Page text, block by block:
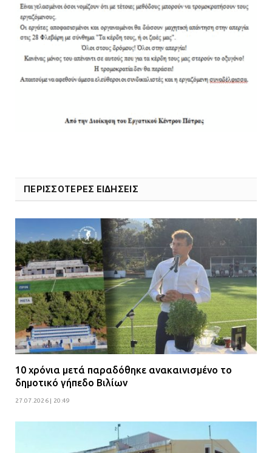
ΠΕΡΙΣΣΟΤΕΡΕΣ ΕΙΔΗΣΕΙΣ
10 χρόνια μετά παραδόθηκε ανακαινισμένο το
δημοτικό γήπεδο Βιλίων
27.07.2026 | 20:49